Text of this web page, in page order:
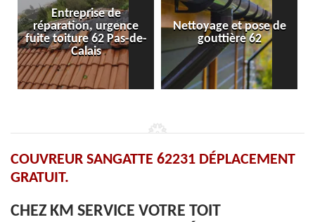
Nettoyage et pose de
gouttière 62
Pose et réparation de
velux 62
COUVREUR SANGATTE 62231 DÉPLACEMENT
GRATUIT.
CHEZ KM SERVICE VOTRE TOIT